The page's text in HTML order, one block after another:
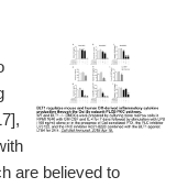
are believed to